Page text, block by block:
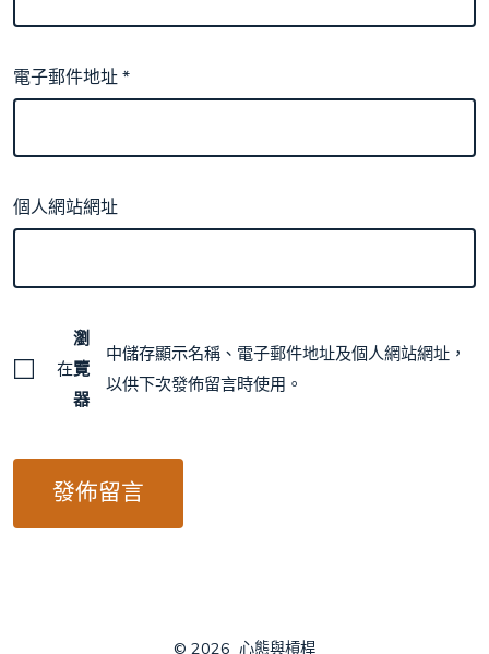
電子郵件地址*
個人網站網址
在
瀏
覽
器
中儲存顯示名稱、電子郵件地址及個人網站網址，
以供下次發佈留言時使用。
© 2026 心態與槓桿